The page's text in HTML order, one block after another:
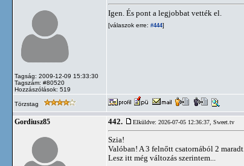
Tagság: 2009-12-09 15:33:30
Tagszám: #80520
Hozzászólások: 519
Igen. És pont a legjobbat vették el.
[válaszok erre: #444]
Törzstag
Gordiusz85 442. Elküldve: 2026-07-05 12:36:37, Sweet.tv
Szia!
Valóban! A 3 felnőtt csatornából 2 maradt..
Lesz itt még változás szerintem...